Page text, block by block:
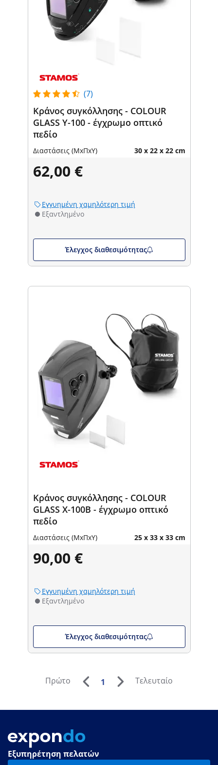
(7)
Κράνος συγκόλλησης - COLOUR
GLASS Y-100 - έγχρωμο οπτικό
πεδίο
Διαστάσεις (ΜxΠxΥ) 30 x 22 x 22 cm
62,00 €
Εγγυημένη χαμηλότερη τιμή
Εξαντλημένο
Έλεγχος διαθεσιμότητας
Κράνος συγκόλλησης - COLOUR
GLASS X-100B - έγχρωμο οπτικό
πεδίο
Διαστάσεις (ΜxΠxΥ) 25 x 33 x 33 cm
90,00 €
Εγγυημένη χαμηλότερη τιμή
Εξαντλημένο
Έλεγχος διαθεσιμότητας
Πρώτο 1 Τελευταίο
Εξυπηρέτηση πελατών